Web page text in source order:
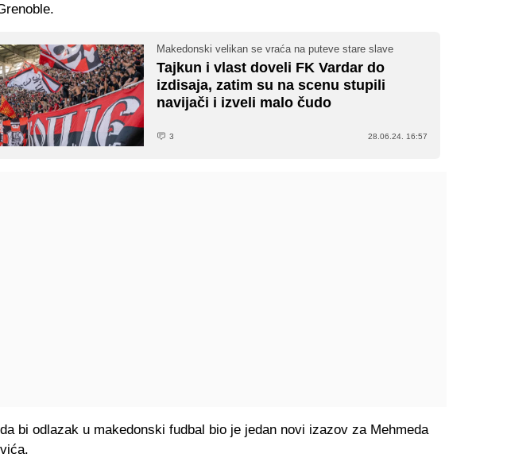
Makedonski velikan se vraća na puteve stare slave
Tajkun i vlast doveli FK Vardar do
izdisaja, zatim su na scenu stupili
navijači i izveli malo čudo
3 28.06.24. 16:57
bi odlazak u makedonski fudbal bio je jedan novi izazov za Mehmeda